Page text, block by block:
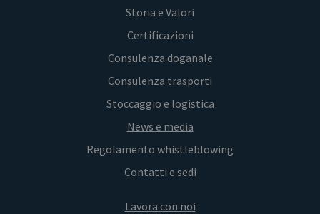
Storia e Valori
Certificazioni
Consulenza doganale
Consulenza trasporti
Stoccaggio e logistica
News e media
Regolamento whistleblowing
Contatti e sedi
Lavora con noi